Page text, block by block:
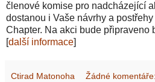
členové komise pro nadcházející
dostanou i Vaše návrhy a
Chapter. Na akci bude připraveno
[další informace]
Ctirad Matonoha Žádné komentáře: